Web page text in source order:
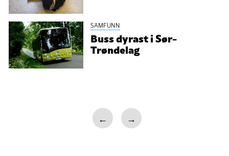
SAMFUNN
Buss dyrast i Sør-
Trøndelag
← →